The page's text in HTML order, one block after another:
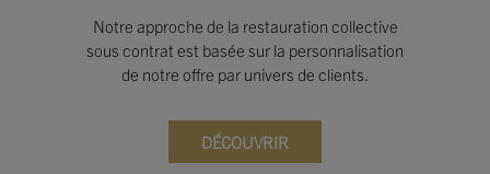
Notre approche de la restauration collective
sous contrat est basée sur la personnalisation
de notre offre par univers de clients.
DÉCOUVRIR